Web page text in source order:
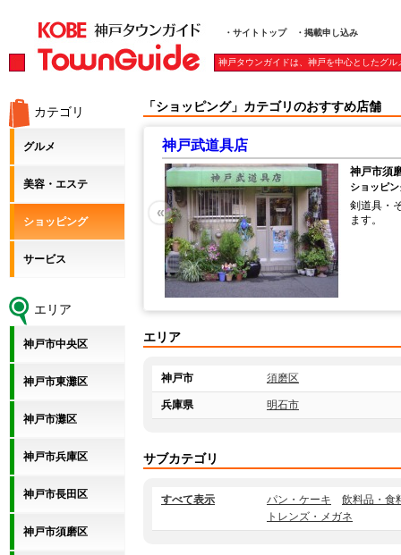
・サイトトップ ・掲載申し込み
神戸タウンガイドは、神戸を中心としたグ
カテゴリ
グルメ
美容・エステ
ショッピング
サービス
エリア
神戸市中央区
神戸市東灘区
神戸市灘区
神戸市兵庫区
神戸市長田区
神戸市須磨区
「ショッピング」カテゴリのおすすめ店舗
神戸武道具店
神戸市須
ショッピ
剣道具・
ます。
«
エリア
神戸市 須磨区
兵庫県 明石市
サブカテゴリ
すべて表示 パン・ケーキ
飲料品・食
トレンズ・メガネ